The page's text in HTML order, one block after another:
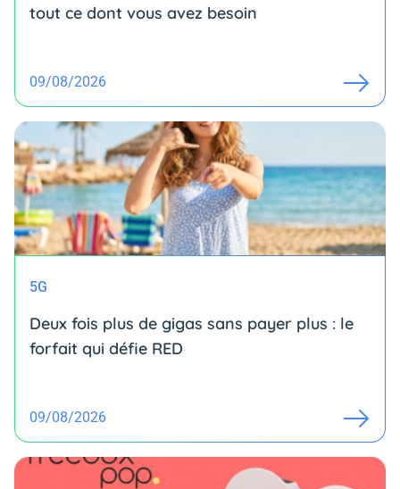
tout ce dont vous avez besoin
09/08/2026
5G
Deux fois plus de gigas sans payer plus : le
forfait qui défie RED
09/08/2026